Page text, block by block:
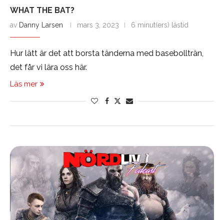
WHAT THE BAT?
av Danny Larsen mars 3, 2023 6 minut(ers) lästid
Hur lätt är det att borsta tänderna med basebollträn,
det får vi lära oss här.
Läs mer